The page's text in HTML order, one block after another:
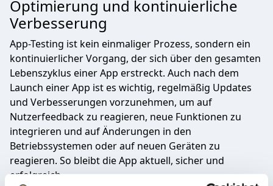
Optimierung und kontinuierliche
Verbesserung
App-Testing ist kein einmaliger Prozess, sondern ein
kontinuierlicher Vorgang, der sich über den gesamten
Lebenszyklus einer App erstreckt. Auch nach dem
Launch einer App ist es wichtig, regelmäßig Updates
und Verbesserungen vorzunehmen, um auf
Nutzerfeedback zu reagieren, neue Funktionen zu
integrieren und auf Änderungen in den
Betriebssystemen oder auf neuen Geräten zu
reagieren. So bleibt die App aktuell, sicher und
erfolgreich.